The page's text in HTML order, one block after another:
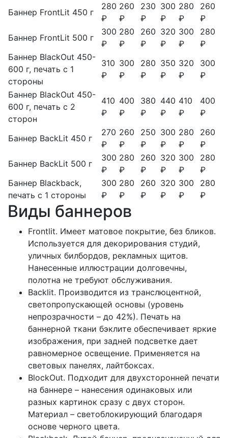
Баннер FrontLit 450 г
280
₽
260
₽
230
₽
300
₽
280
₽
260
₽
Баннер FrontLit 500 г
300
₽
280
₽
260
₽
320
₽
300
₽
280
₽
Баннер BlackOut 450-
600 г, печать с 1
стороны
310
₽
300
₽
280
₽
350
₽
320
₽
300
₽
Баннер BlackOut 450-
600 г, печать с 2
сторон
410
₽
400
₽
380
₽
440
₽
410
₽
400
₽
Баннер BackLit 450 г
270
₽
260
₽
250
₽
300
₽
280
₽
260
₽
Баннер BackLit 500 г
300
₽
280
₽
260
₽
320
₽
300
₽
280
₽
Баннер Blackback,
печать с 1 стороны
300
₽
280
₽
260
₽
320
₽
300
₽
280
₽
Виды баннеров
Frontlit. Имеет матовое покрытие, без бликов.
Используется для декорирования студий,
уличных билбордов, рекламных щитов.
Нанесенные иллюстрации долговечны,
полотна не требуют обслуживания.
Backlit. Производится из транслюцентной,
светопропускающей основы (уровень
непрозрачности – до 42%). Печать на
баннерной ткани бэклите обеспечивает яркие
изображения, при задней подсветке дает
равномерное освещение. Применяется на
световых панелях, лайтбоксах.
BlockOut. Подходит для двухсторонней печати
на баннере – нанесения одинаковых или
разных картинок сразу с двух сторон.
Материал – светоблокирующий благодаря
основе черного цвета.